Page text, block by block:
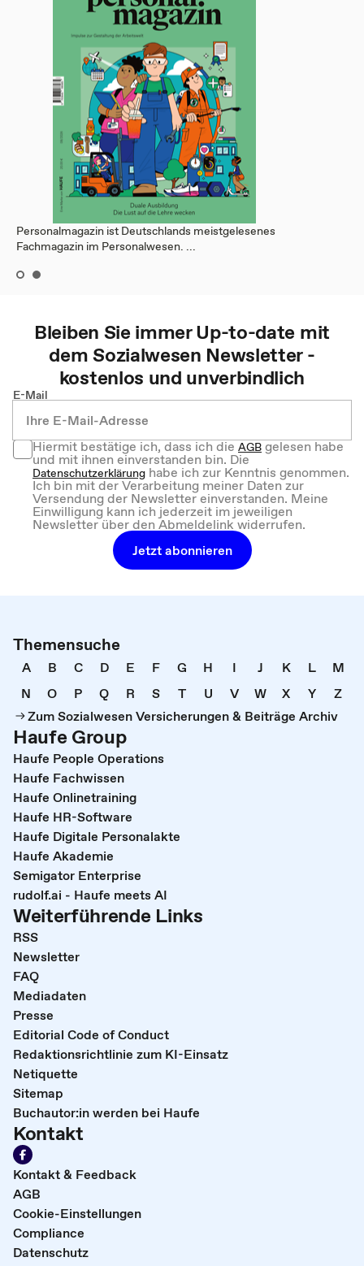
Personalmagazin ist Deutschlands meistgelesenes
Fachmagazin im Personalwesen. ...
Bleiben Sie immer Up-to-date mit
demSozialwesen Newsletter -
kostenlos und unverbindlich
E-Mail
Hiermit bestätige ich, dass ich dieAGBgelesen habe
und mit ihnen einverstanden bin. Die
Datenschutzerklärung habe ich zur Kenntnis genommen.
Ich bin mit der Verarbeitung meiner Daten zur
Versendung der Newsletter einverstanden. Meine
Einwilligung kann ich jederzeit im jeweiligen
Newsletter über den Abmeldelink widerrufen.
Jetzt abonnieren
Themensuche
A B C D E F G H I J K L
M
N
O P Q R S T U V W X Y
Z
Zum Sozialwesen Versicherungen & Beiträge Archiv
Haufe Group
Haufe People Operations
Haufe Fachwissen
Haufe Onlinetraining
Haufe HR-Software
Haufe Digitale Personalakte
Haufe Akademie
Semigator Enterprise
rudolf.ai - Haufe meets AI
Weiterführende Links
RSS
Newsletter
FAQ
Mediadaten
Presse
Editorial Code of Conduct
Redaktionsrichtlinie zum KI-Einsatz
Netiquette
Sitemap
Buchautor:in werden bei Haufe
Kontakt
Kontakt & Feedback
AGB
Cookie-Einstellungen
Compliance
Datenschutz